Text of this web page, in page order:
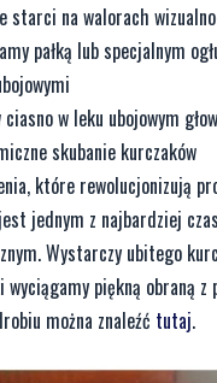
starci na walorach
pałką lub specjalnym
w leku ubojowym
skubanie kurczaków
które rewolucjonizują
jednym z najbardziej
Wystarczy ubitego
piękną obraną
można znaleźć tutaj.